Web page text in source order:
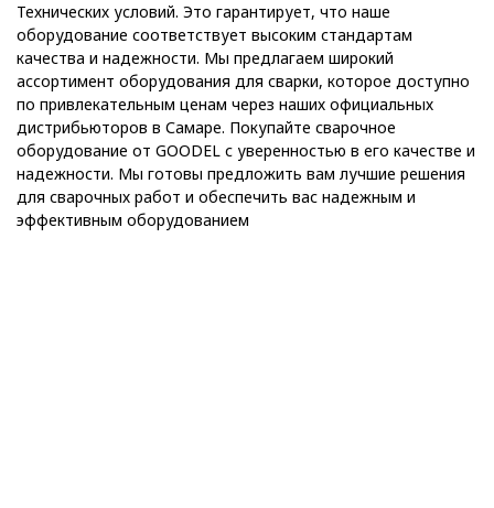
Технических условий. Это гарантирует, что наше
оборудование соответствует высоким стандартам
качества и надежности. Мы предлагаем широкий
ассортимент оборудования для сварки, которое доступно
по привлекательным ценам через наших официальных
дистрибьюторов в Самаре. Покупайте сварочное
оборудование от GOODEL с уверенностью в его качестве и
надежности. Мы готовы предложить вам лучшие решения
для сварочных работ и обеспечить вас надежным и
эффективным оборудованием